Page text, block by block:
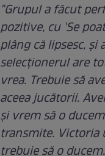
"Grupul a făcut
pozitive, cu 'Se
plâng că lipsesc,
selecţionerul are
vrea. Trebuie să
aceea jucătorii.
şi vrem să o
transmite. Victoria
trebuie să o